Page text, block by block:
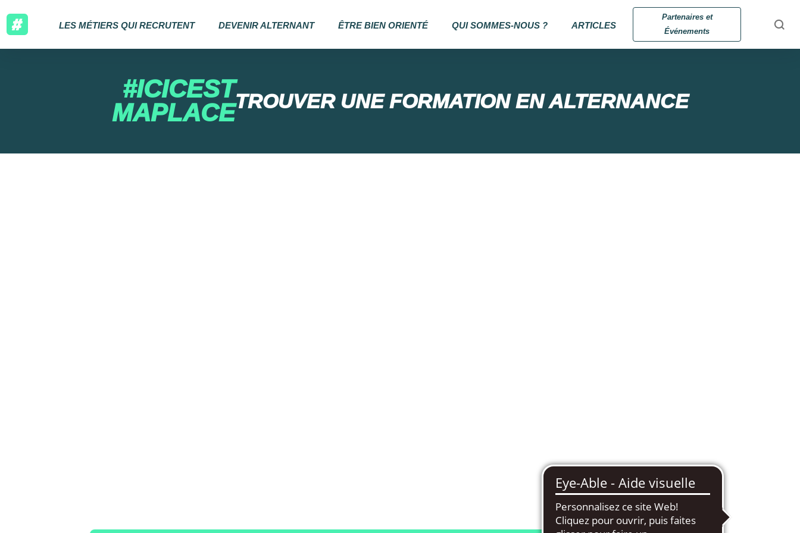
LES MÉTIERS QUI RECRUTENT DEVENIR ALTERNANT ÊTRE BIEN ORIENTÉ QUI SOMMES-NOUS ? ARTICLES
Partenaires et
Événements
#ICICEST
MAPLACETROUVER UNE FORMATION EN ALTERNANCE